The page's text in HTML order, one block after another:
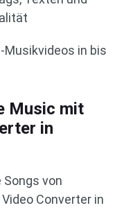
Musikvideos in bis
Music mit
in
Songs von
Converter in